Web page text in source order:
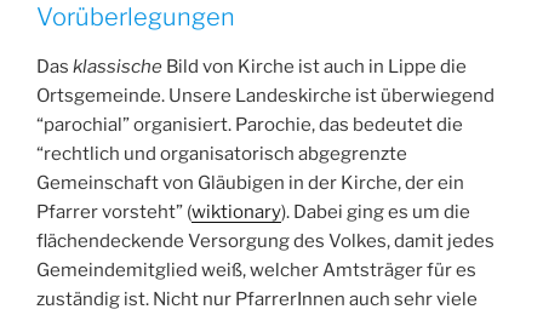
Vorüberlegungen
Das klassische Bild von Kirche ist auch in Lippe die
Ortsgemeinde. Unsere Landeskirche ist überwiegend
“parochial” organisiert. Parochie, das bedeutet die
“rechtlich und organisatorisch abgegrenzte
Gemeinschaft von Gläubigen in der Kirche, der ein
Pfarrer vorsteht” (wiktionary). Dabei ging es um die
flächendeckende Versorgung des Volkes, damit jedes
Gemeindemitglied weiß, welcher Amtsträger für es
zuständig ist. Nicht nur PfarrerInnen auch sehr viele